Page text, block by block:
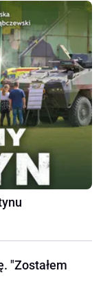
"Zostałem